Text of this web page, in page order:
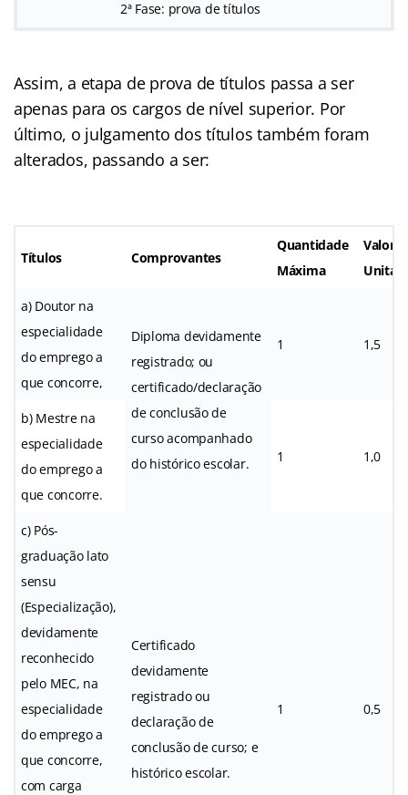
2ª Fase: prova de títulos
Assim, a etapa de prova de títulos passa a ser
apenas para os cargos de nível superior. Por
último, o julgamento dos títulos também foram
alterados, passando a ser:
Títulos Comprovantes
Quantidade
Máxima
Valor
a) Doutor na
especialidade
do emprego a
que concorre,
Diploma devidamente
registrado; ou
certificado/declaração
de conclusão de
curso acompanhado
do histórico escolar.
1 1,5
b) Mestre na
especialidade
do emprego a
que concorre.
1 1,0
c) Pós-
graduação lato
sensu
(Especialização),
devidamente
reconhecido
pelo MEC, na
especialidade
do emprego a
que concorre,
com carga
Certificado
devidamente
registrado ou
declaração de
conclusão de curso; e
histórico escolar.
1 0,5